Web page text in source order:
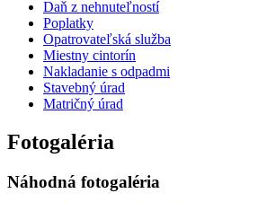
Daň z nehnuteľností
Poplatky
Opatrovateľská služba
Miestny cintorín
Nakladanie s odpadmi
Stavebný úrad
Matričný úrad
Fotogaléria
Náhodná fotogaléria